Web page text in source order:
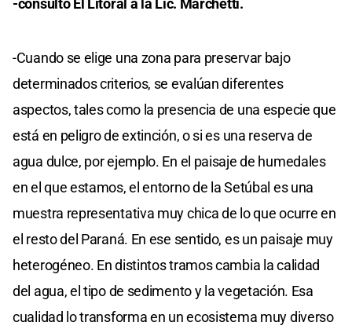
-Cuando se elige una zona para preservar bajo
determinados criterios, se evalúan diferentes
aspectos, tales como la presencia de una especie que
está en peligro de extinción, o si es una reserva de
agua dulce, por ejemplo. En el paisaje de humedales
en el que estamos, el entorno de la Setúbal es una
muestra representativa muy chica de lo que ocurre en
el resto del Paraná. En ese sentido, es un paisaje muy
heterogéneo. En distintos tramos cambia la calidad
del agua, el tipo de sedimento y la vegetación. Esa
cualidad lo transforma en un ecosistema muy diverso